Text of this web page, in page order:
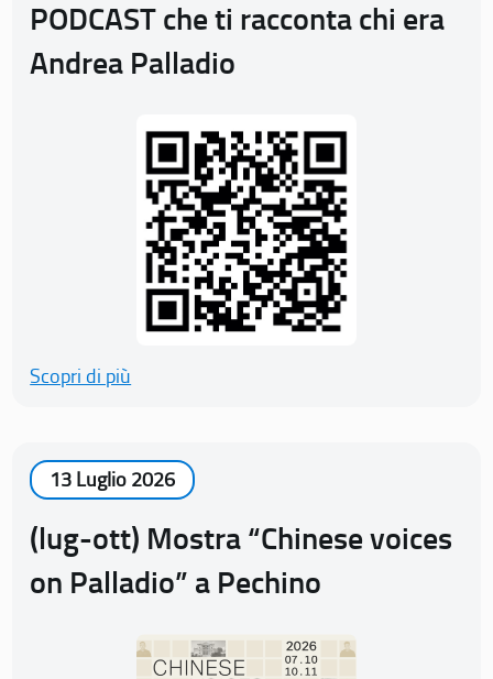
PODCAST che ti racconta chi era
Andrea Palladio
Scopri di più
13 Luglio 2026
(lug-ott) Mostra “Chinese voices
on Palladio” a Pechino